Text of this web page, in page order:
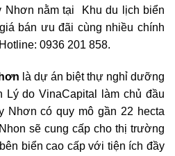
Nhơn nằm tại Khu du lịch biển
bán ưu đãi cùng nhiều chính
0936 201 858.
là dự án biệt thự nghỉ dưỡng
Lý do VinaCapital làm chủ đầu
Nhơn có quy mô gần 22 hecta
sẽ cung cấp cho thị trường
biển cao cấp với tiện ích đầy